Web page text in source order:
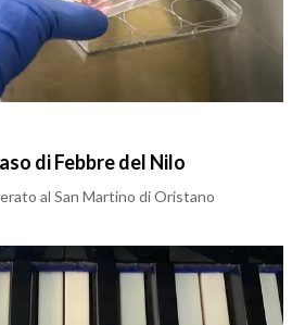
di Febbre del Nilo
al San Martino di Oristano